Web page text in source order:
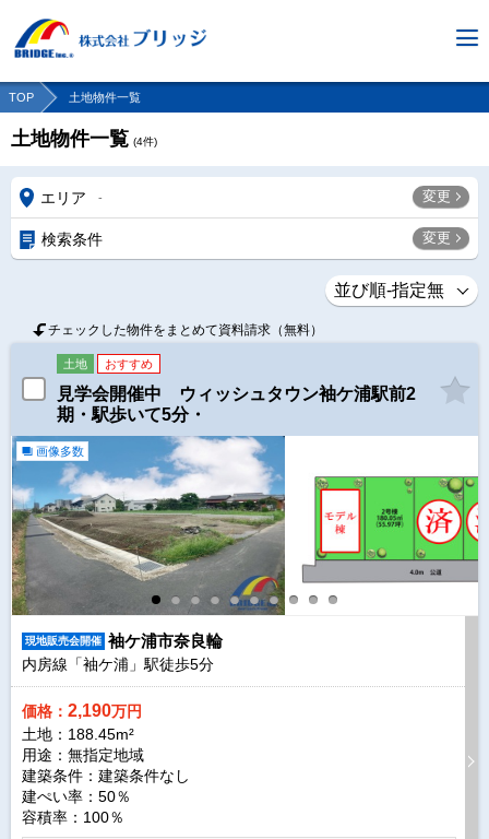
TOP 土地物件一覧
土地物件一覧 (4件)
エリア - 変更
検索条件 変更
チェックした物件をまとめて資料請求（無料）
土地 おすすめ
見学会開催中 ウィッシュタウン袖ケ浦駅前2
期・駅歩いて5分・
画像多数
現地販売会開催 袖ケ浦市奈良輪
内房線「袖ケ浦」駅徒歩5分
価格： 2,190万円
土地：188.45m²
用途：無指定地域
建築条件： 建築条件なし
建ぺい率：50％
容積率：100％